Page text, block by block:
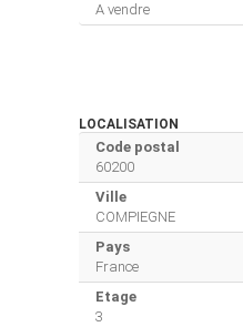
A vendre
LOCALISATION
Code postal
60200
Ville
COMPIEGNE
Pays
France
Etage
3